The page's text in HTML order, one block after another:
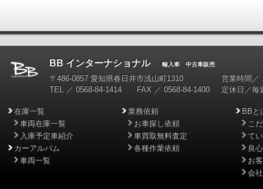
BB インターナショナル輸入車 中古車販売
〒486-0857 愛知県春日井市浅山町1310
TEL ／ 0568-84-1414 FAX ／ 0568-84-1400
営業時間／
定休日／毎
在庫一覧
車両在庫一覧
入庫予定車紹介
カーアルバム
車両一覧
業務依頼
お車探し依頼
車買取無料査定
各種作業依頼
BBと
こ
て
良
お
会